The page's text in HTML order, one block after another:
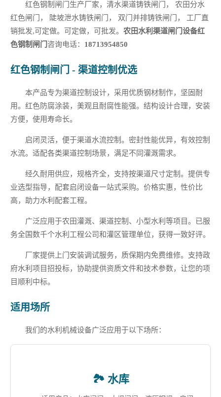
红色钢制闸门生产厂家，清水渠道铸铁闸门， 农田分水
红色闸门， 陡坡泄水铸铁闸门， 双门并排铸铁闸门， 工厂直
销批发,可定做。可定做，可批发。农田水利渠道闸门设备红
色钢制闸门 咨询电话： 18713954850
红色钢制闸门 - 渠道控制优选
本产品专为渠道控制设计，采用优质钢材制作，坚固耐
用。红色防腐涂装，美观且耐腐性能强。结构设计合理，安装
方便，使用寿命长。
启闭灵活，便于渠道水流控制。密封性能优异，有效控制
水流。适配各类渠道控制场景，满足不同灌溉需求。
经久耐用供应，规格齐全，支持按渠道尺寸定制。提供专
业选型指导，配套启闭设备一站式采购。价格实惠，性价比
高，助力水利配套工程。
广泛应用于农田灌溉、渠道控制、小型水利等项目。已服
务全国数千个水利工程公司和灌区管理单位，获得一致好评。
厂家提供上门安装调试服务，质保期内免费维修。支持政
府水利项目招投标，协助提供资质文件和技术参数，让您的项
目顺利中标。
适用场所
我们的水利机械设备广泛应用于以下场所：
🏞️ 水库